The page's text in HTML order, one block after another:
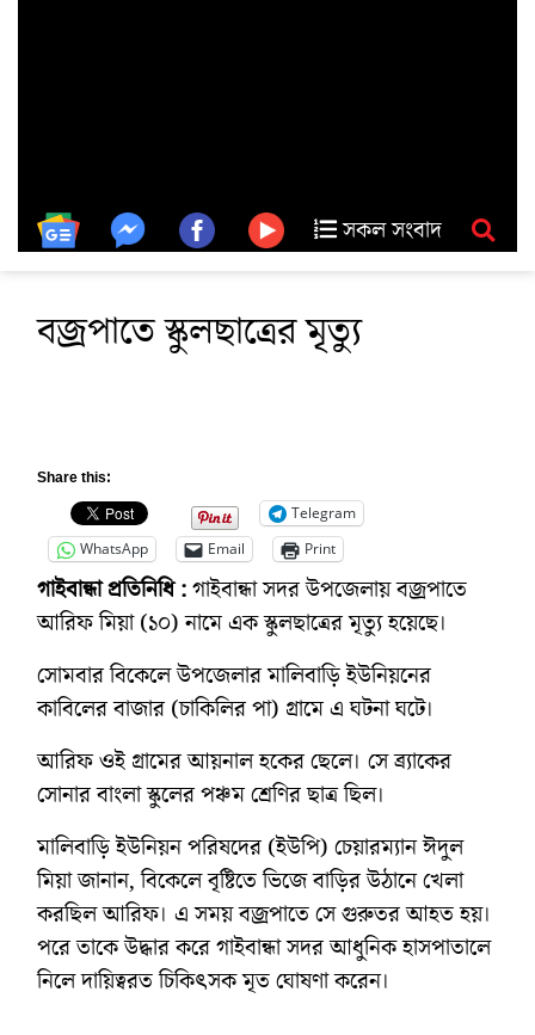
সকল সংবাদ
বজ্রপাতে স্কুলছাত্রের মৃত্যু
Share this:
Telegram
WhatsApp
Email Print
গাইবান্ধা প্রতিনিধি :গাইবান্ধা সদর উপজেলায় বজ্রপাতে
আরিফ মিয়া (১০) নামে এক স্কুলছাত্রের মৃত্যু হয়েছে।
সোমবার বিকেলে উপজেলার মালিবাড়ি ইউনিয়নের
কাবিলের বাজার (চাকিলির পা) গ্রামে এ ঘটনা ঘটে।
আরিফ ওই গ্রামের আয়নাল হকের ছেলে। সে ব্র্যাকের
সোনার বাংলা স্কুলের পঞ্চম শ্রেণির ছাত্র ছিল।
মালিবাড়ি ইউনিয়ন পরিষদের (ইউপি) চেয়ারম্যান ঈদুল
মিয়া জানান, বিকেলে বৃষ্টিতে ভিজে বাড়ির উঠানে খেলা
করছিল আরিফ। এ সময় বজ্রপাতে সে গুরুতর আহত হয়।
পরে তাকে উদ্ধার করে গাইবান্ধা সদর আধুনিক হাসপাতালে
নিলে দায়িত্বরত চিকিৎসক মৃত ঘোষণা করেন।